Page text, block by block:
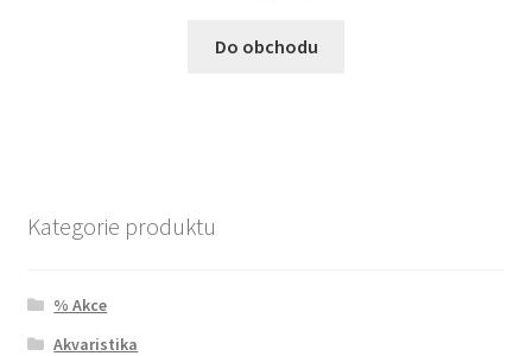
Do obchodu
Kategorie produktu
% Akce
Akvaristika